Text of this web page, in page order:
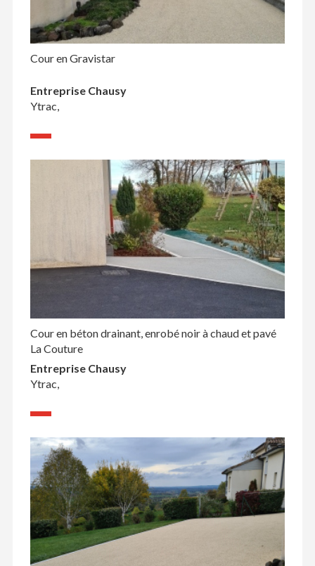
Cour en Gravistar
Entreprise Chausy
Ytrac,
Cour en béton drainant, enrobé noir à chaud et pavé
La Couture
Entreprise Chausy
Ytrac,